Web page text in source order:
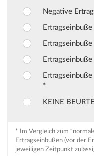
Negative
*
KEINE
* Im Vergleich zum
Ertragseinbußen (vor der
jeweiligen Zeitpunkt